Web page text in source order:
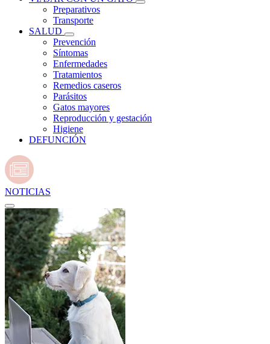
Preparativos
Transporte
SALUD
Prevención
Síntomas
Enfermedades
Tratamientos
Remedios caseros
Parásitos
Gatos mayores
Reproducción y gestación
Higiene
DEFUNCIÓN
NOTICIAS